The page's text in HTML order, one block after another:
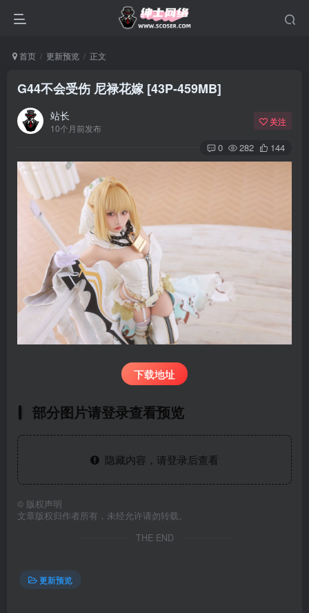
首页 更新预览 正文
G44不会受伤 尼禄花嫁 [43P-459MB]
站长
10个月前发布
关注
0 282 144
下载地址
部分图片请登录查看预览
隐藏内容，请登录后查看
© 版权声明
文章版权归作者所有，未经允许请勿转载。
THE END
更新预览